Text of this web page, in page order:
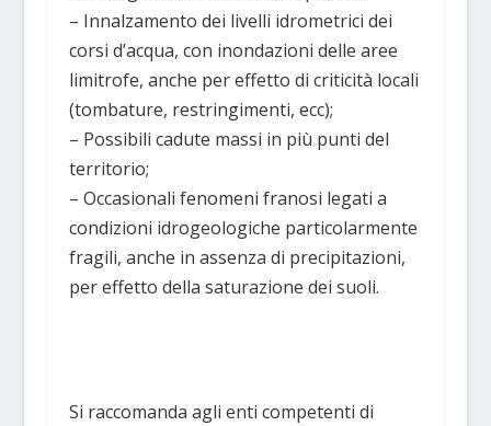
– Innalzamento dei livelli idrometrici dei
corsi d’acqua, con inondazioni delle aree
limitrofe, anche per effetto di criticità locali
(tombature, restringimenti, ecc);
– Possibili cadute massi in più punti del
territorio;
– Occasionali fenomeni franosi legati a
condizioni idrogeologiche particolarmente
fragili, anche in assenza di precipitazioni,
per effetto della saturazione dei suoli.​
Si raccomanda agli enti competenti di